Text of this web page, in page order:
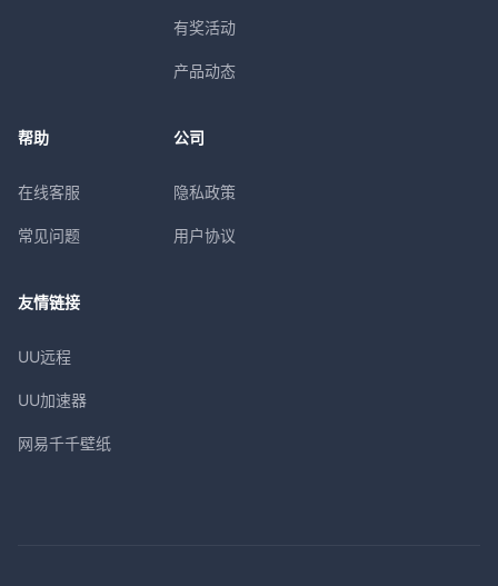
有奖活动
产品动态
帮助
在线客服
常见问题
公司
隐私政策
用户协议
友情链接
UU远程
UU加速器
网易千千壁纸